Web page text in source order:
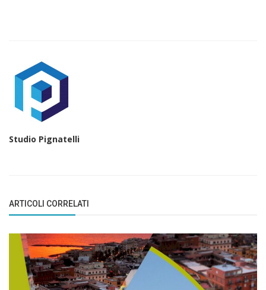
Studio Pignatelli
ARTICOLI CORRELATI